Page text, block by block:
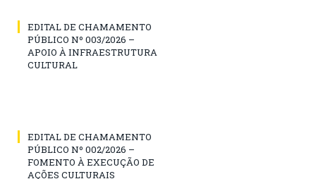
EDITAL DE CHAMAMENTO
PÚBLICO Nº 003/2026 –
APOIO À INFRAESTRUTURA
CULTURAL
EDITAL DE CHAMAMENTO
PÚBLICO Nº 002/2026 –
FOMENTO À EXECUÇÃO DE
AÇÕES CULTURAIS